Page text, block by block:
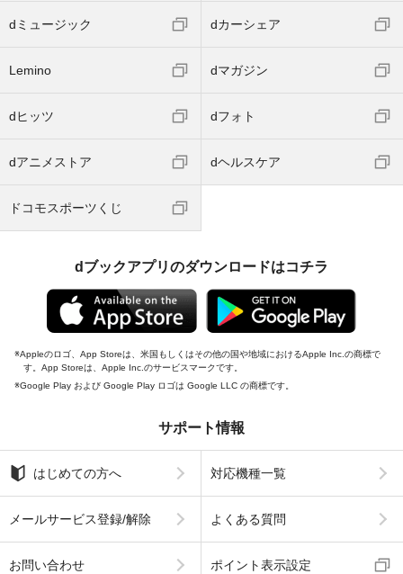
dミュージック dカーシェア
Lemino dマガジン
dヒッツ dフォト
dアニメストア dヘルスケア
ドコモスポーツくじ
dブックアプリのダウンロードはコチラ
Appleのロゴ、App Storeは、米国もしくはその他の国や地域におけるApple Inc.の商標で
す。App Storeは、Apple Inc.のサービスマークです。
Google Play および Google Play ロゴは Google LLC の商標です。
サポート情報
はじめての方へ 対応機種一覧
メールサービス登録/解除 よくある質問
お問い合わせ ポイント表示設定